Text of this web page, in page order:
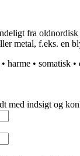
fra
metal, f.eks. en
• harme • somatisk •
med indsigt og